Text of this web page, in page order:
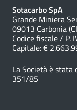
Sotacarbo SpA
Grande Miniera
09013 Carbonia
Codice fiscale / P.
Capitale: €
La Società è
351/85